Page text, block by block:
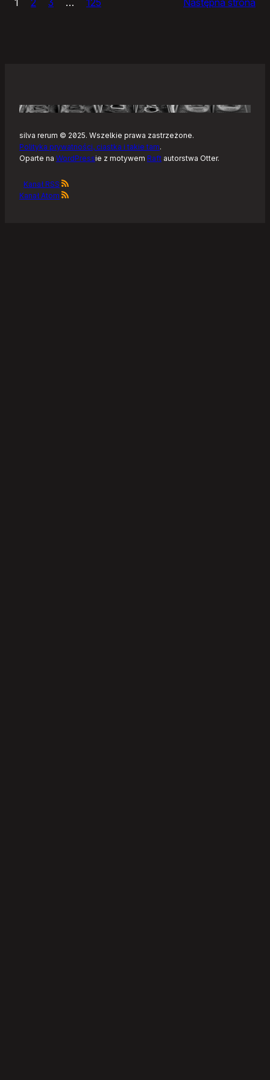
–
Linuksa
silva rerum © 2025. Wszelkie prawa zastrzeżone.
Polityka prywatności, ciastka i takie tam.
Oparte na WordPressie z motywem Raft autorstwa Otter.
Kanał RSS
Kanał Atom